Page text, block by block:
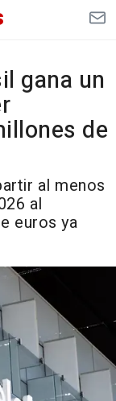
gana un
de
al menos
al
euros ya